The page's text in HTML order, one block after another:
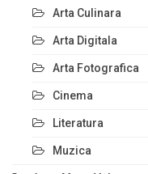
Arta Culinara
Arta Digitala
Arta Fotografica
Cinema
Literatura
Muzica